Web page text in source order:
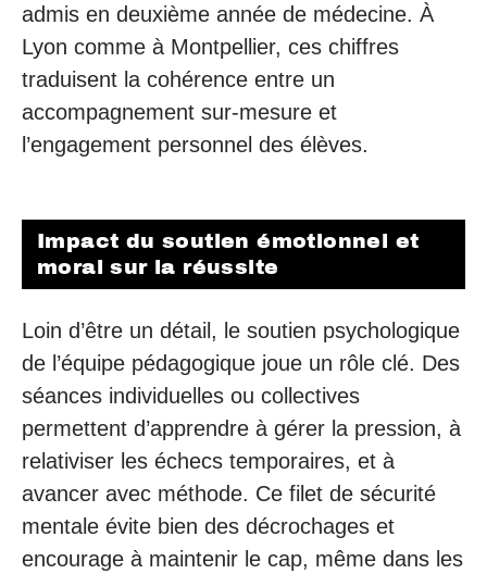
admis en deuxième année de médecine. À
Lyon comme à Montpellier, ces chiffres
traduisent la cohérence entre un
accompagnement sur-mesure et
l’engagement personnel des élèves.
Impact du soutien émotionnel et
moral sur la réussite
Loin d’être un détail, le soutien psychologique
de l’équipe pédagogique joue un rôle clé. Des
séances individuelles ou collectives
permettent d’apprendre à gérer la pression, à
relativiser les échecs temporaires, et à
avancer avec méthode. Ce filet de sécurité
mentale évite bien des décrochages et
encourage à maintenir le cap, même dans les